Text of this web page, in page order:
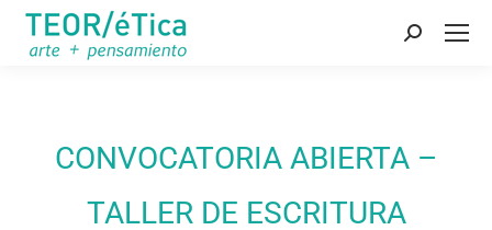
Buscar:
CONVOCATORIA ABIERTA –
TALLER DE ESCRITURA